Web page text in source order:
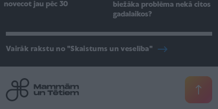
novecot jau pēc 30
biežāka problēma nekā citos
gadalaikos?
Vairāk rakstu no "Skaistums un veselība"